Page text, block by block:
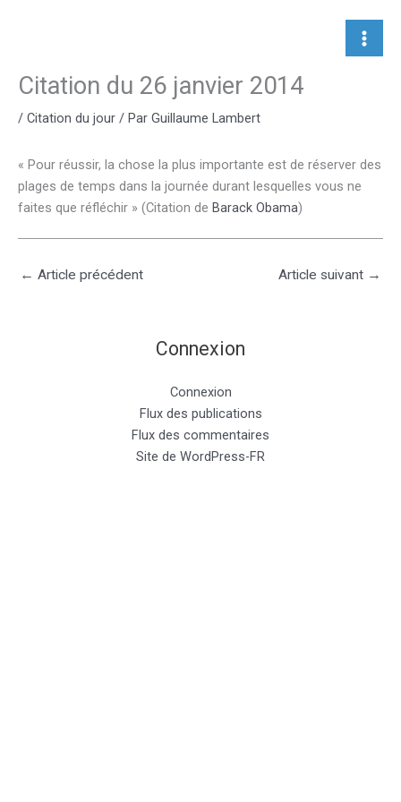
Citation du 26 janvier 2014
/ Citation du jour / Par Guillaume Lambert
« Pour réussir, la chose la plus importante est de réserver des
plages de temps dans la journée durant lesquelles vous ne
faites que réfléchir » (Citation de Barack Obama)
← Article précédent Article suivant →
Connexion
Connexion
Flux des publications
Flux des commentaires
Site de WordPress-FR